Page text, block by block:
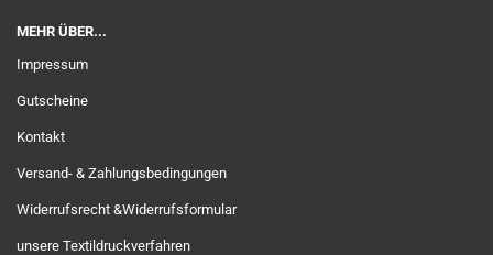
MEHR ÜBER...
Impressum
Gutscheine
Kontakt
Versand- & Zahlungsbedingungen
Widerrufsrecht &Widerrufsformular
unsere Textildruckverfahren